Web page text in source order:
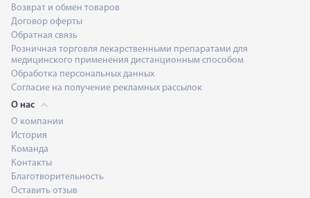
Возврат и обмен товаров
Договор оферты
Обратная связь
Розничная торговля лекарственными препаратами для
медицинского применения дистанционным способом
Обработка персональных данных
Согласие на получение рекламных рассылок
О нас
О компании
История
Команда
Контакты
Благотворительность
Оставить отзыв